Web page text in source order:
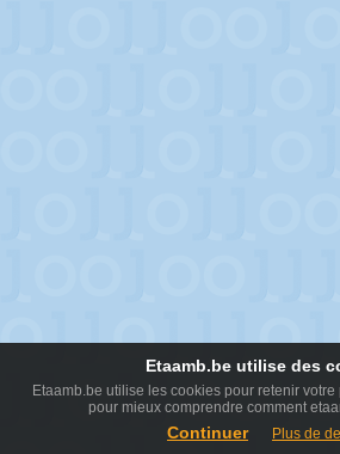
Etaamb.be utilise des
Etaamb.be utilise les cookies pour retenir
pour mieux comprendre comment
Continuer Plus de